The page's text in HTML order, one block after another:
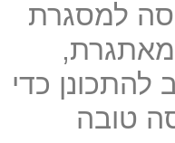
למסגרת
להתכונן כדי
טובה